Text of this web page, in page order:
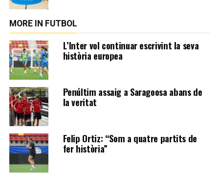
MORE IN FUTBOL
L’Inter vol continuar escrivint la seva
història europea
Penúltim assaig a Saragoosa abans de
la veritat
Felip Ortiz: “Som a quatre partits de
fer història”